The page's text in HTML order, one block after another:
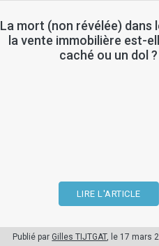
La mort (non révélée) dans
la vente immobilière est-
caché ou un dol ?
LIRE L'ARTICLE
Publié par Gilles TIJTGAT, le 17 mars